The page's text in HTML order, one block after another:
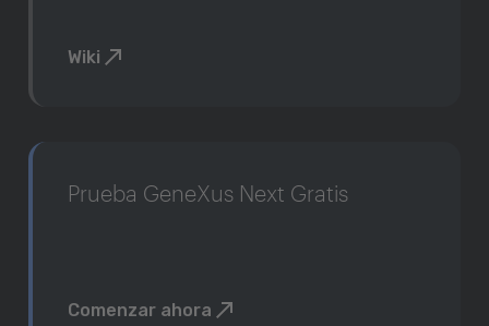
Wiki
Prueba GeneXus Next Gratis
Comenzar ahora